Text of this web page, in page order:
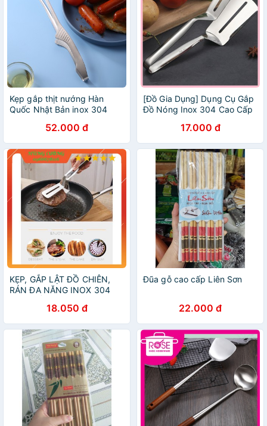
Kẹp gắp thịt nướng Hàn
Quốc Nhật Bản inox 304
52.000 đ
[Đồ Gia Dụng] Dụng Cụ Gắp
Đồ Nóng Inox 304 Cao Cấp
17.000 đ
KẸP, GẮP LẬT ĐỒ CHIÊN,
RÁN ĐA NĂNG INOX 304
18.050 đ
Đũa gỗ cao cấp Liên Sơn
22.000 đ